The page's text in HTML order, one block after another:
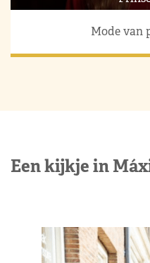
Mode van
Een kijkje in